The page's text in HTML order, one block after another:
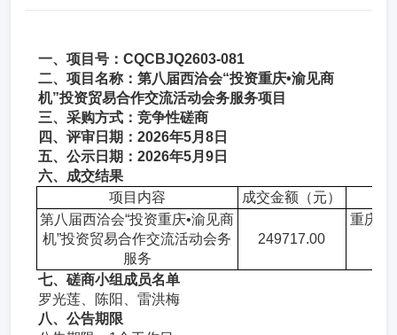
一、项目号：CQCBJQ2603-081
二、项目名称：第八届西洽会“投资重庆•渝见商
机”投资贸易合作交流活动会务服务项目
三、采购方式：竞争性磋商
四、评审日期：2026年5月8日
五、公示日期：2026年5月9日
六、成交结果
项目内容
成交金额（元）
第八届西洽会“投资重庆•渝见商
机”投资贸易合作交流活动会务
服务
249717.00
重庆新
七、磋商小组成员名单
罗光莲、陈阳、雷洪梅
八、公告期限